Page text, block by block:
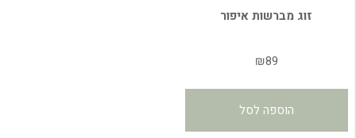
זוג מברשות איפור
₪89
הוספה לסל